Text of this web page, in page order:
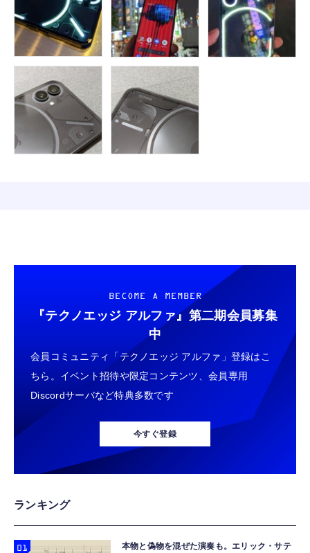
BECOME A MEMBER
『テクノエッジ アルファ』 第二期会員募集
中
会員コミュニティ「テクノエッジ アルファ」登録はこ
ちら。イベント招待や限定コンテンツ、会員専用
Discordサーバなど特典多数です
今すぐ登録
ランキング
本物と偽物を混ぜた演奏も。エリック・サテ